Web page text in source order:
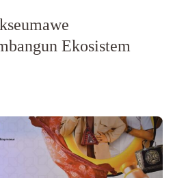
Ekosistem